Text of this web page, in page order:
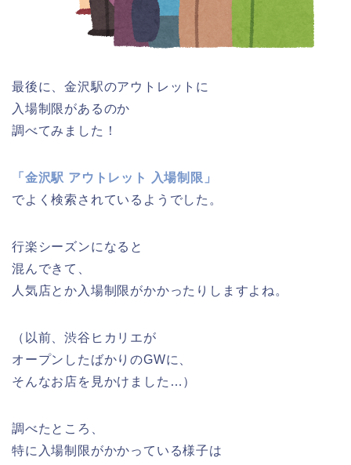
最後に、金沢駅のアウトレットに
入場制限があるのか
調べてみました！
「金沢駅 アウトレット 入場制限」
でよく検索されているようでした。
行楽シーズンになると
混んできて、
人気店とか入場制限がかかったりしますよね。
（以前、渋谷ヒカリエが
オープンしたばかりのGWに、
そんなお店を見かけました…）
調べたところ、
特に入場制限がかかっている様子は